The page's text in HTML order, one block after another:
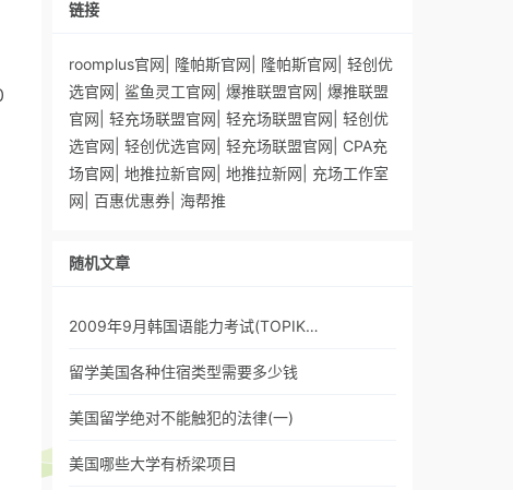
链接
roomplus官网 隆帕斯官网 隆帕斯官网 轻创优
选官网
鲨鱼灵工官网 爆推联盟官网 爆推联盟
官网 轻充场联盟官网 轻充场联盟官网 轻创优
选官网 轻创优选官网 轻充场联盟官网
CPA充
场官网 地推拉新官网 地推拉新网
充场工作室
网
百惠优惠券 海帮推
随机文章
2009年9月韩国语能力考试(TOPIK…
留学美国各种住宿类型需要多少钱
美国留学绝对不能触犯的法律(一)
美国哪些大学有桥梁项目